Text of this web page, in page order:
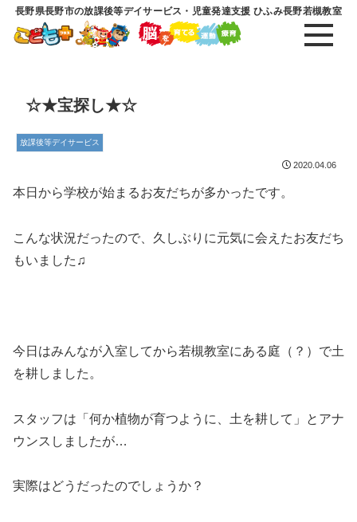
長野県長野市の放課後等デイサービス・児童発達支援 ひふみ長野若槻教室
☆★宝探し★☆
放課後等デイサービス
2020.04.06
本日から学校が始まるお友だちが多かったです。
こんな状況だったので、久しぶりに元気に会えたお友だち
もいました♫
今日はみんなが入室してから若槻教室にある庭（？）で土
を耕しました。
スタッフは「何か植物が育つように、土を耕して」とアナ
ウンスしましたが…
実際はどうだったのでしょうか？